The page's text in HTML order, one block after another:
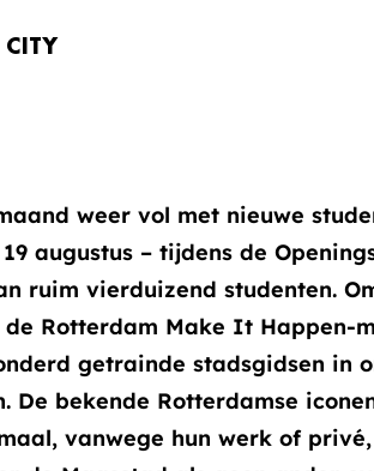
CITY
weer vol met nieuwe
augustus – tijdens de
ruim vierduizend studenten.
Rotterdam Make It Happen-
getrainde stadsgidsen in
De bekende Rotterdamse
vanwege hun werk of